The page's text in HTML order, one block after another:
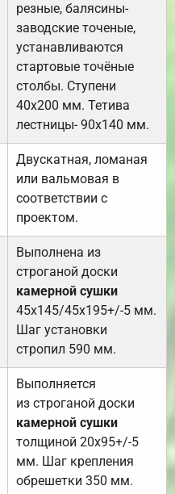
резные, балясины-
заводские точеные,
устанавливаются
стартовые точёные
столбы. Ступени
40х200 мм. Тетива
лестницы- 90х140 мм.
Двускатная, ломаная
или вальмовая в
соответствии с
проектом.
Выполнена из
строганой доски
камерной сушки
45х145/45х195+/-5 мм.
Шаг установки
стропил 590 мм.
Выполняется
из строганой доски
камерной сушки
толщиной 20х95+/-5
мм. Шаг крепления
обрешетки 350 мм.